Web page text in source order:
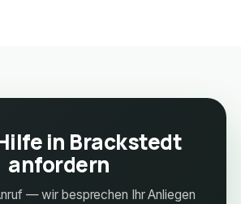
in Brackstedt
anfordern
— wir besprechen Ihr Anliegen